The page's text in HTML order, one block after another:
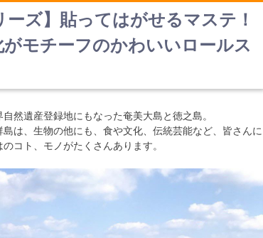
ーズ】貼ってはがせるマステ！
モチーフのかわいいロールス
然遺産登録地にもなった奄美大島と徳之島。
は、生物の他にも、食や文化、伝統芸能など、皆さんに
コト、モノがたくさんあります。